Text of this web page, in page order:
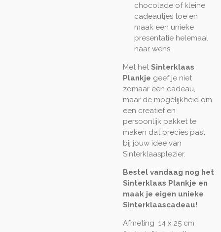
chocolade of kleine
cadeautjes toe en
maak een unieke
presentatie helemaal
naar wens.
Met het Sinterklaas
Plankje geef je niet
zomaar een cadeau,
maar de mogelijkheid om
een creatief en
persoonlijk pakket te
maken dat precies past
bij jouw idee van
Sinterklaasplezier.
Bestel vandaag nog het
Sinterklaas Plankje en
maak je eigen unieke
Sinterklaascadeau!
Afmeting 14 x 25 cm